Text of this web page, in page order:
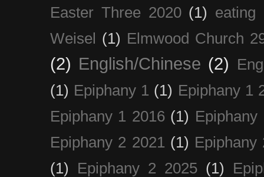
Easter Three 2020 (1) eating
Weisel (1) Elmwood Church
(2) English/Chinese (2)
(1) Epiphany 1 (1) Epiphany 1
Epiphany 1 2016 (1) Epiphany
Epiphany 2 2021 (1) Epiphany
(1)
Epiphany 2 2025 (1)